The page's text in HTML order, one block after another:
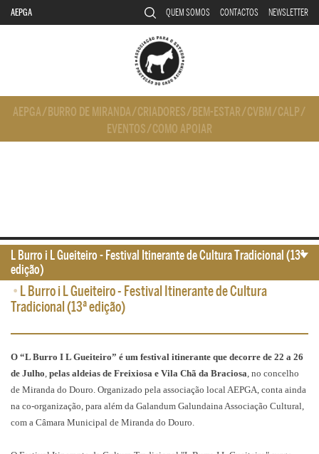
AEPGA QUEM SOMOS CONTACTOS NEWSLETTER
AEPGA/ BURRO DE MIRANDA/CRIADORES/ BEM-ESTAR/CVBM/CALP/
EVENTOS/COMO APOIAR
• L Burro i L Gueiteiro - Festival Itinerante de Cultura
Tradicional (13ª edição)
O “L Burro I L Gueiteiro” é um festival itinerante que decorre de 22 a 26
de Julho, pelas aldeias de Freixiosa e Vila Chã da Braciosa, no concelho
de Miranda do Douro. Organizado pela associação local AEPGA, conta ainda
na co-organização, para além da Galandum Galundaina Associação Cultural,
com a Câmara Municipal de Miranda do Douro.
L Burro i L Gueiteiro - Festival Itinerante de Cultura Tradicional (13ª
edição)